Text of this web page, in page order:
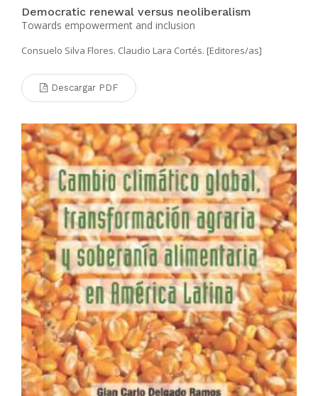
Democratic renewal versus neoliberalism
Towards empowerment and inclusion
Consuelo Silva Flores. Claudio Lara Cortés. [Editores/as]
Descargar PDF